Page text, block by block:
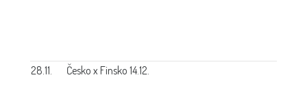
28.11. Česko x Finsko 14.12.